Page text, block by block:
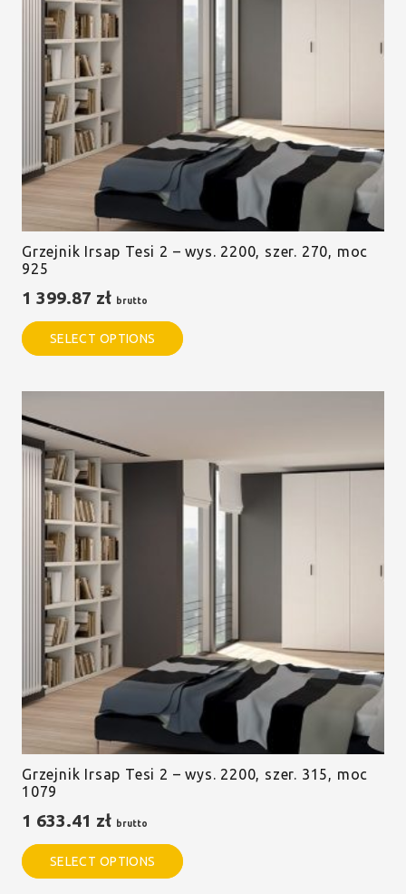
Grzejnik Irsap Tesi 2 – wys. 2200, szer. 270, moc
925
1 399.87 zł brutto
SELECT OPTIONS
Grzejnik Irsap Tesi 2 – wys. 2200, szer. 315, moc
1079
1 633.41 zł brutto
SELECT OPTIONS